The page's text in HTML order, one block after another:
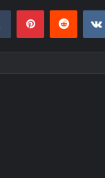
Tumblr PinterestReddit